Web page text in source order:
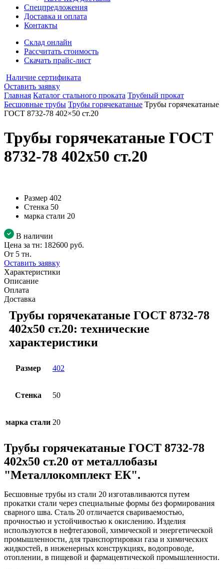
Спецпредложения
Доставка и оплата
Контакты
Склад онлайн
Рассчитать стоимость
Скачать прайс-лист
Наличие сертификата
Оставить заявку
Главная Каталог стального проката Трубный прокат
Бесшовные трубы Трубы горячекатаные Трубы горячекатаные
ГОСТ 8732-78 402×50 ст.20
Трубы горячекатаные ГОСТ
8732-78 402x50 ст.20
Размер 402
Стенка 50
марка стали 20
В наличии
Цена за тн: 182600 руб.
От 5 тн.
Оставить заявку
Характеристики
Описание
Оплата
Доставка
Трубы горячекатаные ГОСТ 8732-78
402x50 ст.20: технические
характеристики
Размер 402
Стенка 50
марка стали 20
Трубы горячекатаные ГОСТ 8732-78
402x50 ст.20 от металлобазы
"Металлокомплект ЕК".
Бесшовные трубы из стали 20 изготавливаются путем
прокатки стали через специальные формы без формирования
сварного шва. Сталь 20 отличается свариваемостью,
прочностью и устойчивостью к окислению. Изделия
используются в нефтегазовой, химической и энергетической
промышленности, для транспортировки газа и химических
жидкостей, в инженерных конструкциях, водопроводе,
отоплении, в пищевой и фармацевтической промышленности.